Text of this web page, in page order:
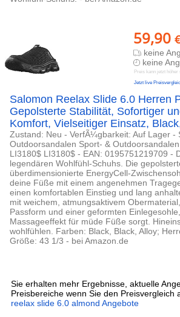
59,90
keine
keine
Preis kann jetzt höher
Jetzt live
Salomon Reelax Slide 6.0 Herren
Gepolsterte Stabilität, Sofortiger
Komfort, Vielseitiger Einsatz,
Zustand: Neu - VerfÃ¼gbarkeit: Auf Lager -
Outdoorsandalen Sport- &
LI3180$ LI3180$ - EAN: 0195751219709 -
legendären Wohlfühl-Schuhs. Die
überdimensionierte EnergyCell-
deine Füße mit einem angenehmen
einen komfortablen Einstieg und lang
mit weichem, atmungsaktivem
Passform und einer geformten
Massageeffekt für müde Füße sorgt.
wohlfühlen. Farben: Black, Black, Alloy;
Größe: 43 1/3 - bei Amazon.de
Sie erhalten mehr Ergebnisse, aktuelle
Preisbereiche wenn Sie den Preisvergleich
reelax slide 6.0 almond Angebote